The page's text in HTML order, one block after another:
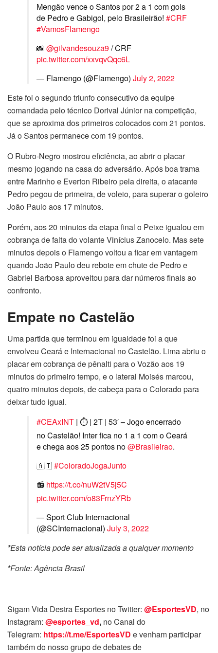
Mengão vence o Santos por 2 a 1 com gols
de Pedro e Gabigol, pelo Brasileirão! #CRF
#VamosFlamengo
📸@gilvandesouza9/ CRF
pic.twitter.com/xxvqvQqc6L
— Flamengo (@Flamengo) July 2, 2022
Este foi o segundo triunfo consecutivo da equipe
comandada pelo técnico Dorival Júnior na competição,
que se aproxima dos primeiros colocados com 21 pontos.
Já o Santos permanece com 19 pontos.
O Rubro-Negro mostrou eficiência, ao abrir o placar
mesmo jogando na casa do adversário. Após boa trama
entre Marinho e Everton Ribeiro pela direita, o atacante
Pedro pegou de primeira, de voleio, para superar o goleiro
João Paulo aos 17 minutos.
Porém, aos 20 minutos da etapa final o Peixe igualou em
cobrança de falta do volante Vinícius Zanocelo. Mas sete
minutos depois o Flamengo voltou a ficar em vantagem
quando João Paulo deu rebote em chute de Pedro e
Gabriel Barbosa aproveitou para dar números finais ao
confronto.
Empate no Castelão
Uma partida que terminou em igualdade foi a que
envolveu Ceará e Internacional no Castelão. Lima abriu o
placar em cobrança de pênalti para o Vozão aos 19
minutos do primeiro tempo, e o lateral Moisés marcou,
quatro minutos depois, de cabeça para o Colorado para
deixar tudo igual.
#CEAxINT | ⏱️ | 2T | 53′ – Jogo encerrado
no Castelão! Inter fica no 1 a 1 com o Ceará
e chega aos 25 pontos no@Brasileirao.
🇦🇹#ColoradoJogaJunto
📻 https://t.co/nuW2tV5j5C
pic.twitter.com/o83FrnzYRb
— Sport Club Internacional
(@SCInternacional) July 3, 2022
*Esta notícia pode ser atualizada a qualquer momento
*Fonte: Agência Brasil
Sigam Vida Destra Esportes no Twitter: @EsportesVD, no
Instagram: @esportes_vd, no Canal do
Telegram: https://t.me/EsportesVD e venham participar
também do nosso grupo de debates de